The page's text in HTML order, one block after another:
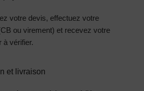
votre devis, effectuez votre
ou virement) et recevez votre
à vérifier.
et livraison